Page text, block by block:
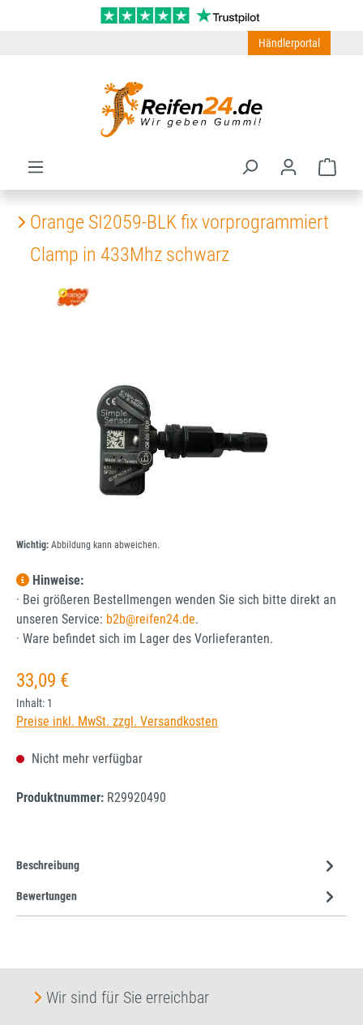
Zum Hauptinhalt springen
Händlerportal
Orange SI2059-BLK fix vorprogrammiert
Clamp in 433Mhz schwarz
Wichtig: Abbildung kann abweichen.
Hinweise:
· Bei größeren Bestellmengen wenden Sie sich bitte direkt an
unseren Service: b2b@reifen24.de.
· Ware befindet sich im Lager des Vorlieferanten.
Regulärer Preis:
33,09 €
Inhalt: 1
Preise inkl. MwSt. zzgl. Versandkosten
Nicht mehr verfügbar
Produktnummer: R29920490
Beschreibung
Bewertungen
Wir sind für Sie erreichbar